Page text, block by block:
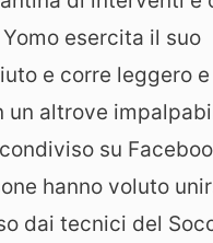
esercita il suo
e corre leggero e
altrove
su
hanno voluto
dai tecnici del